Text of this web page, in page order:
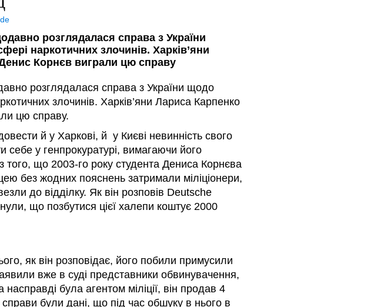
розглядалася справа з України
наркотичних злочинів. Харків’яни
Корнєв виграли цю справу
розглядалася справа з України щодо
злочинів. Харків’яни Лариса Карпенко
цю справу.
й у Харкові, й у Києві невинність свого
себе у генпрокуратурі, вимагаючи його
того, що 2003-го року студента Дениса Корнєва
без жодних пояснень затримали міліціонери,
до відділку. Як він розповів Deutsche
що позбутися цієї халепи коштує 2000
як він розповідає, його побили примусили
вже в суді представники обвинувачення,
була агентом міліції, він продав 4
були дані, що під час обшуку в нього в